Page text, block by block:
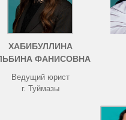
ХАБИБУЛЛИНА
ФАНИСОВНА
Ведущий юрист
г. Туймазы